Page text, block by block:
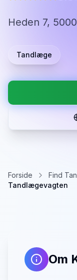
Heden 7,
Tandlæge
Forside Find
Tandlægevagten
Om